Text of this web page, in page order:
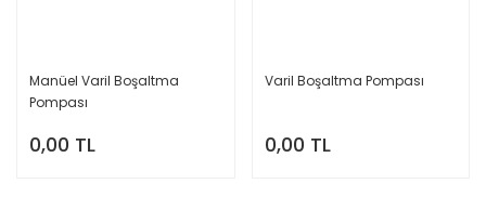
Manüel Varil Boşaltma
Pompası
0,00 TL
Varil Boşaltma Pompası
0,00 TL